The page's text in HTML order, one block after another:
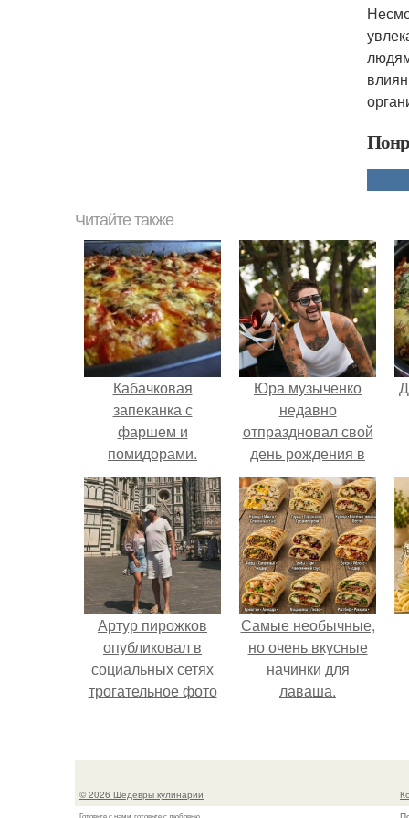
Читайте также
Кабачковая
запеканка с
фаршем и
помидорами.
Юра музыченко
недавно
отпраздновал свой
день рождения в
кругу самых
близких и родных
людей.
Артур пирожков
опубликовал в
социальных сетях
трогательное фото
сделанное во
путешествия в
Самые необычные,
но очень вкусные
начинки для
лаваша.
© 2026 Шедевры кулинарии